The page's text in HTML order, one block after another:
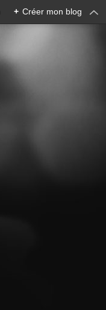
+ Créer mon blog